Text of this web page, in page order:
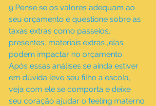
9 Pense se os valores adequam ao
seu orçamento e questione sobre as
taxas extras como passeios,
presentes, materiais extras ,elas
podem impactar no orçamento.
Após essas análises se ainda estiver
em dúvida leve seu filho a escola,
veja com ele se comporta e deixe
seu coração ajudar o feeling materno